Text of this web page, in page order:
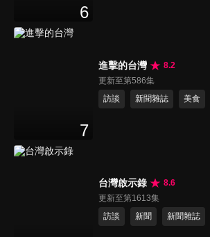
6
7
進擊的台灣
8.2
更新至第586集
訪談
新聞雜誌 美食
台灣啟示錄
8.6
更新至第1613集
訪談
新聞 新聞雜誌